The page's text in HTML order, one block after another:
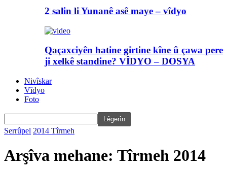
2 salin li Yunanê asê maye – vîdyo
Qaçaxciyên hatine girtine kîne û çawa pere
ji xelkê standine? VÎDYO – DOSYA
Nivîskar
Vîdyo
Foto
Serrûpel 2014 Tîrmeh
Arşîva mehane: Tîrmeh 2014